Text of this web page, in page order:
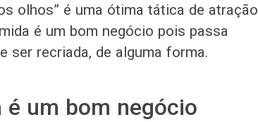
olhos” é uma ótima tática de atração
é um bom negócio pois passa
ser recriada, de alguma forma.
um bom negócio